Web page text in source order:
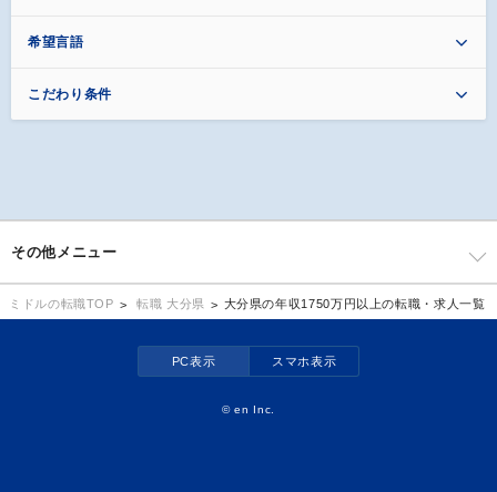
希望言語
こだわり条件
その他メニュー
ミドルの転職TOP 転職 大分県 大分県の年収1750万円以上の転職・求人一覧
PC表示 スマホ表示
©en Inc.